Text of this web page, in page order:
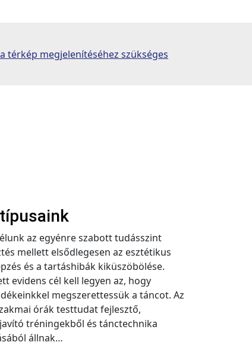
térkép megjelenítéséhez szükséges
az egyénre szabott tudásszint
mellett elsődlegesen az esztétikus
és a tartáshibák kiküszöbölése.
evidens cél kell legyen az, hogy
megszerettessük a táncot. Az
órák testtudat fejlesztő,
tréningekből és tánctechnika
állnak…